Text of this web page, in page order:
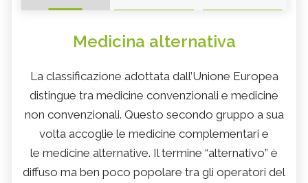
Medicina alternativa
La classificazione adottata dall’Unione Europea
distingue tra medicine convenzionali e medicine
non convenzionali. Questo secondo gruppo a sua
volta accoglie le medicine complementari e
le medicine alternative. Il termine “alternativo” è
diffuso ma ben poco popolare tra gli operatori del